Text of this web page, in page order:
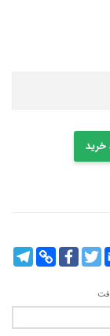
خرید
Copy
Link
FacebookTwitter